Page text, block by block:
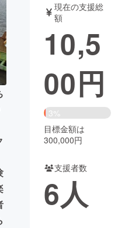
ト
書籍・雑誌
チャレンジ
CAMPFIRE Creation
machi-ya コミュニティ
現在の支援総
額
10,5
00円
3%
目標金額は
300,000円
支援者数
6人